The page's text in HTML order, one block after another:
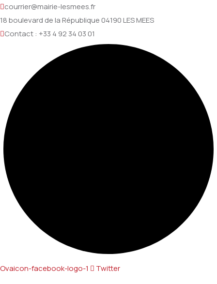
courrier@mairie-lesmees.fr
18 boulevard de la République 04190 LES MEES
Contact : +33 4 92 34 03 01
Ovaicon-facebook-logo-1 Twitter